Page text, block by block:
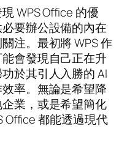
WPS Office 的優
要辦公設備的內在
注。最初將 WPS 作
會發現自己正在升
於其引人入勝的 AI
率。無論是希望降
業，或是希望簡化
Office 都能透過現代